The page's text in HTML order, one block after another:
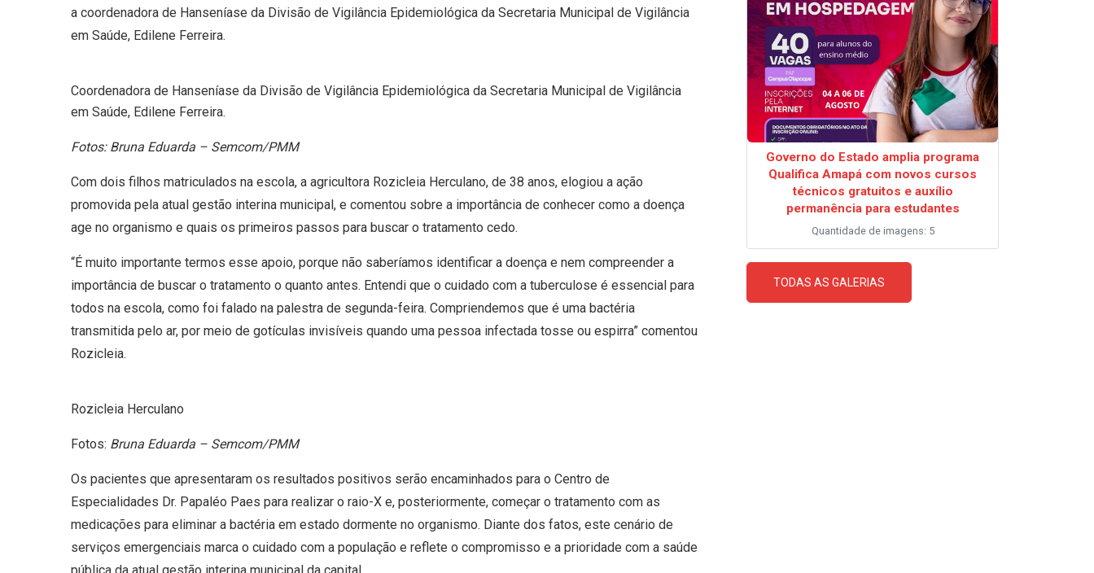
a coordenadora de Hanseníase da Divisão de Vigilância Epidemiológica da Secretaria Municipal de Vigilância
em Saúde, Edilene Ferreira.
Coordenadora de Hanseníase da Divisão de Vigilância Epidemiológica da Secretaria Municipal de Vigilância
em Saúde, Edilene Ferreira.
Fotos: Bruna Eduarda – Semcom/PMM
Com dois filhos matriculados na escola, a agricultora Rozicleia Herculano, de 38 anos, elogiou a ação
promovida pela atual gestão interina municipal, e comentou sobre a importância de conhecer como a doença
age no organismo e quais os primeiros passos para buscar o tratamento cedo.
“É muito importante termos esse apoio, porque não saberíamos identificar a doença e nem compreender a
importância de buscar o tratamento o quanto antes. Entendi que o cuidado com a tuberculose é essencial para
todos na escola, como foi falado na palestra de segunda-feira. Compriendemos que é uma bactéria
transmitida pelo ar, por meio de gotículas invisíveis quando uma pessoa infectada tosse ou espirra” comentou
Rozicleia.
Rozicleia Herculano
Fotos: Bruna Eduarda – Semcom/PMM
Os pacientes que apresentaram os resultados positivos serão encaminhados para o Centro de
Especialidades Dr. Papaléo Paes para realizar o raio-X e, posteriormente, começar o tratamento com as
medicações para eliminar a bactéria em estado dormente no organismo. Diante dos fatos, este cenário de
serviços emergenciais marca o cuidado com a população e reflete o compromisso e a prioridade com a saúde
Governo do Estado amplia programa
Qualifica Amapá com novos cursos
técnicos gratuitos e auxílio
permanência para estudantes
Quantidade de imagens: 5
TODAS AS GALERIAS